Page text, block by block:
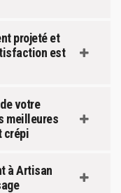
projeté et
est
votre
meilleures
crépi
à Artisan